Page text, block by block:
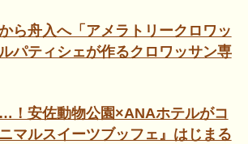
ら舟入へ「アメラトリークロワッ
パティシェが作るクロワッサン専
！安佐動物公園×ANAホテルがコ
マルスイーツブッフェ』はじまる